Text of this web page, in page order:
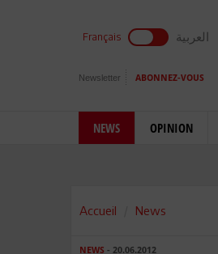
Français العربية
Newsletter ABONNEZ-VOUS
NEWS OPINION
Accueil News
NEWS - 20.06.2012